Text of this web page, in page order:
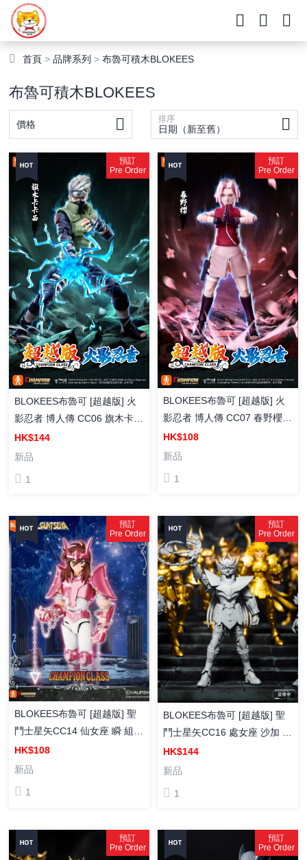
首頁 >品牌系列 >布魯可積木BLOKEES
布魯可積木BLOKEES
價格 排序
日期（新至舊）
預訂
Pre Order
BLOKEES布魯可 [超越版] 火
影忍者 博人傳 CC06 旗木卡卡
西 組裝模型
HK$144
新品
1
預訂
Pre Order
BLOKEES布魯可 [超越版] 火
影忍者 博人傳 CC07 春野櫻
組裝模型
HK$108
新品
1
預訂
Pre Order
BLOKEES布魯可 [超越版] 聖
鬥士星矢CC14 仙女座 瞬 組裝
模型
HK$108
新品
1
預訂
Pre Order
BLOKEES布魯可 [超越版] 聖
鬥士星矢CC16 處女座 沙加 組
裝模型
HK$144
新品
1
預訂
Pre Order
預訂
Pre Order